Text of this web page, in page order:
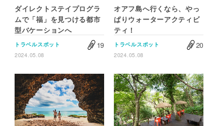
ダイレクトステイプログラ
ムで「福」を見つける都市
型バケーションへ
トラベルスポット
2024.05.08
19
オアフ島へ行くなら、やっ
ぱりウォーターアクティビ
ティ！
トラベルスポット
2024.05.08
20